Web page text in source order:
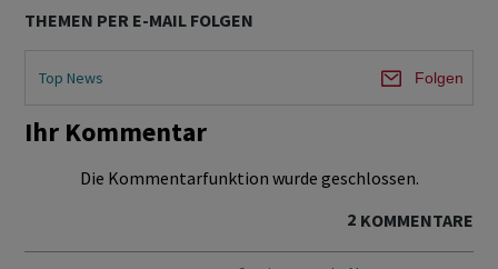
THEMEN PER E-MAIL FOLGEN
Top News Folgen
Ihr Kommentar
Die Kommentarfunktion wurde geschlossen.
2 KOMMENTARE